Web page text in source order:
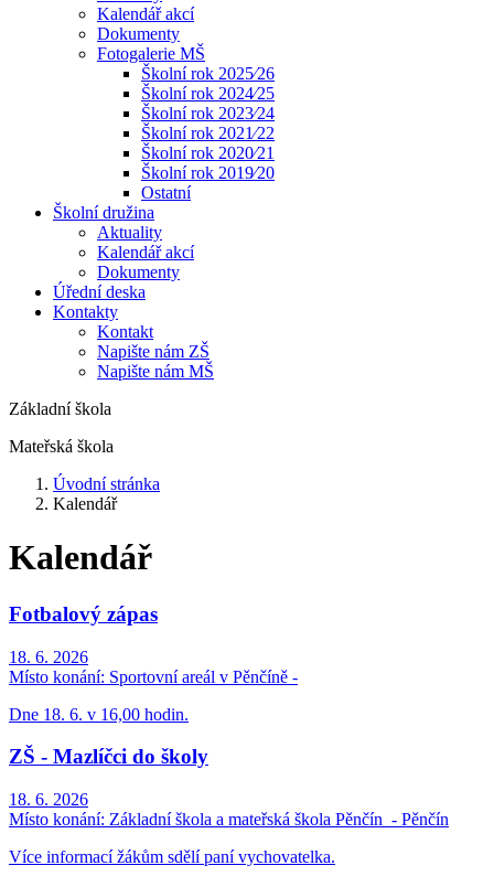
Kalendář akcí
Dokumenty
Fotogalerie MŠ
Školní rok 2025⁄26
Školní rok 2024⁄25
Školní rok 2023⁄24
Školní rok 2021⁄22
Školní rok 2020⁄21
Školní rok 2019⁄20
Ostatní
Školní družina
Aktuality
Kalendář akcí
Dokumenty
Úřední deska
Kontakty
Kontakt
Napište nám ZŠ
Napište nám MŠ
Základní škola
Mateřská škola
Úvodní stránka
Kalendář
Kalendář
Fotbalový zápas
18. 6. 2026
Místo konání: Sportovní areál v Pěnčíně -
Dne 18. 6. v 16,00 hodin.
ZŠ - Mazlíčci do školy
18. 6. 2026
Místo konání: Základní škola a mateřská škola Pěnčín ​​ - Pěnčín
Více informací žákům sdělí paní vychovatelka.